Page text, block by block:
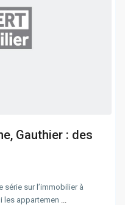
Gauthier : des
série sur l’immobilier à
les appartemen